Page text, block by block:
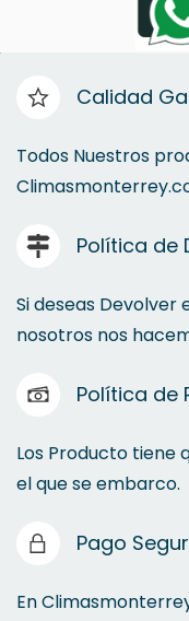
Calidad
Todos Nuestros
Política de
Si deseas
nosotros nos
Política de
Los Producto tiene
el que se embarco.
Pago
En